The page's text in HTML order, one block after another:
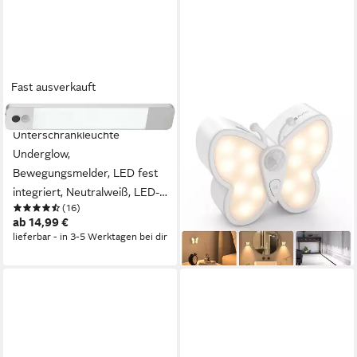
Fast ausverkauft
BRILLIANT
Unterschrankleuchte
Underglow,
Bewegungsmelder, LED fest
integriert, Neutralweiß, LED-
Schrankinnenraumbeleuchtung
Akku, erhältlich in 25 cm/40
(16)
ab 14,99 €
lieferbar - in 3-5 Werktagen bei dir
VIVIHEYDAY
Nachtlicht Dimmbar
Wandleuchte mit
Bewegungsmelder, LED-
Nachtlicht Aufladbar,
Kabellose
Schrankbeleuchtung
Orientierungslicht, für
ab 20,29 € UVP 25,59 €
-21%
lieferbar in 2 Wochen